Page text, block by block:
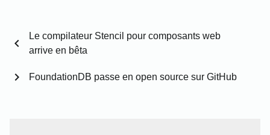
chevron_left
Le compilateur Stencil pour composants web
arrive en bêta
FoundationDB passe en open source sur GitHub
chevron_right